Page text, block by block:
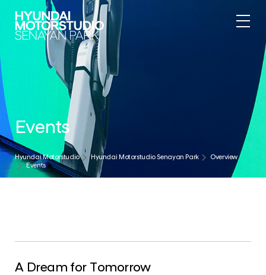
Events
Hyundai Motorstudio Hyundai Motorstudio Senayan Park
Overview
Events
A Dream for Tomorrow